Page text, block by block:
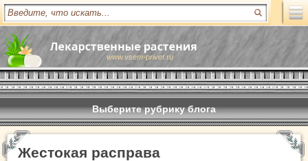
www.vsem-privet.ru
Выберите рубрику блога
Жестокая расправа